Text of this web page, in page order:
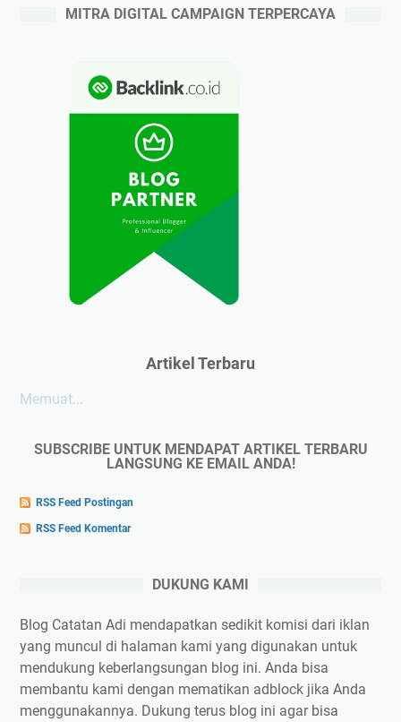
MITRA DIGITAL CAMPAIGN TERPERCAYA
Artikel Terbaru
Memuat...
SUBSCRIBE UNTUK MENDAPAT ARTIKEL TERBARU
LANGSUNG KE EMAIL ANDA!
RSS Feed Postingan
RSS Feed Komentar
DUKUNG KAMI
Blog Catatan Adi mendapatkan sedikit komisi dari iklan
yang muncul di halaman kami yang digunakan untuk
mendukung keberlangsungan blog ini. Anda bisa
membantu kami dengan mematikan adblock jika Anda
menggunakannya. Dukung terus blog ini agar bisa